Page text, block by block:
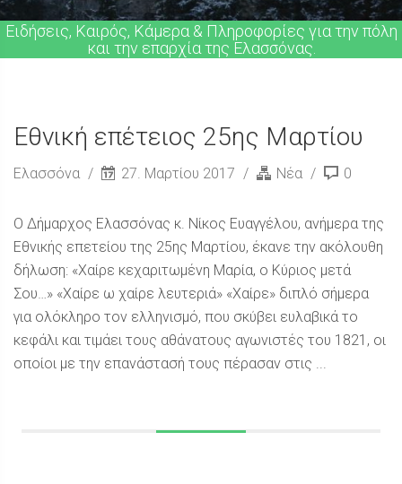
Ειδήσεις, Καιρός, Κάμερα & Πληροφορίες για την πόλη
και την επαρχία της Ελασσόνας.
Εθνική επέτειος 25ης Μαρτίου
Ελασσόνα 27. Μαρτίου 2017 Νέα 0
Ο Δήμαρχος Ελασσόνας κ. Νίκος Ευαγγέλου, ανήμερα της
Εθνικής επετείου της 25ης Μαρτίου, έκανε την ακόλουθη
δήλωση: «Χαίρε κεχαριτωμένη Μαρία, ο Κύριος μετά
Σου…» «Χαίρε ω χαίρε λευτεριά» «Χαίρε» διπλό σήμερα
για ολόκληρο τον ελληνισμό, που σκύβει ευλαβικά το
κεφάλι και τιμάει τους αθάνατους αγωνιστές του 1821, οι
οποίοι με την επανάστασή τους πέρασαν στις ...